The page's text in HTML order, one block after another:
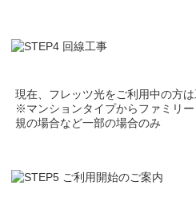
現在、フレッツ光をご利用中の方
※マンションタイプからファミリ
規の場合など一部の場合のみ